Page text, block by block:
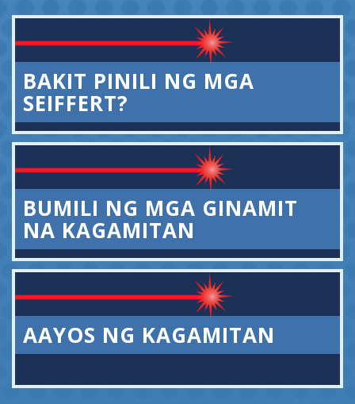
BAKIT PINILI NG MGA
SEIFFERT?
BUMILI NG MGA GINAMIT
NA KAGAMITAN
AAYOS NG KAGAMITAN